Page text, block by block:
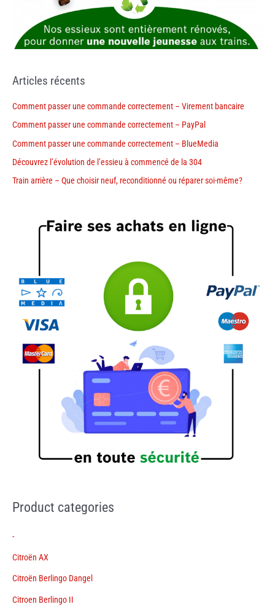
Articles récents
Comment passer une commande correctement – Virement bancaire
Comment passer une commande correctement – PayPal
Comment passer une commande correctement – BlueMedia
Découvrez l’évolution de l’essieu à commencé de la 304
Train arrière – Que choisir neuf, reconditionné ou réparer soi-même?
Product categories
-
Citroën AX
Citroën Berlingo Dangel
Citroen Berlingo II